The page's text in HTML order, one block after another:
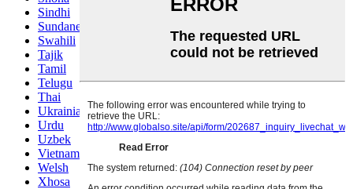
Sindhi
Sundanese
Swahili
Tajik
Tamil
Telugu
Thai
Ukrainian
Urdu
Uzbek
Vietnamese
Welsh
Xhosa